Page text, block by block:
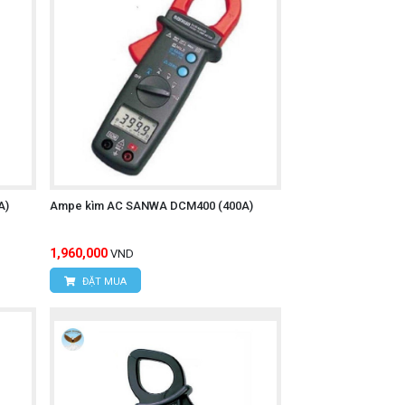
trên thị trường, rất tiện lợi để mang
cửa hàng, các thiết bị gia dụng.
Ampe kìm AC SANWA DCM400 (400A)
1,960,000 VND
ĐẶT MUA